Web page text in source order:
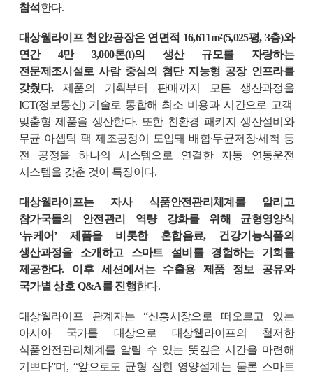
참석 한다.
대상웰라이프 천안2공장은 연면적 16,611m²(5,025평, 3층)와
연간4만3,000톤(t)의 생산 규모를 자랑하는
전문제조시설로 사람 중심의 첨단 지능형 공장 인프라를
갖췄다.제품의 기획부터 판매까지 모든 생산과정을
ICT(정보통신) 기술로 통합해 최소 비용과 시간으로 고객
맞춤형 제품을 생산한다. 또한 친환경 패키지 생산설비와
무균 아셉틱 팩 제조공정이 도입돼 배합∙무균저장∙세척 등
전 공정을 하나의 시스템으로 연결한 자동 연동운전
시스템을 갖춘 것이 특징이다.
대상웰라이프는 자사 식품안전관리체계를 알리고
참가국들의 안전관리 역량 강화를 위해 균형영양식
‘뉴케어’ 제품을 비롯한 혼합음료, 건강기능식품의
생산과정을 소개하고 스마트 설비를 경험하는 기회를
제공한다. 이후 세션에서는 수출용 제품 정보 공유와
국가별 상호 Q&A를 진행한다.
대상웰라이프 관계자는 “신흥시장으로 떠오르고 있는
아시아 국가를 대상으로 대상웰라이프의 철저한
식품안전관리체계를 알릴 수 있는 뜻깊은 시간을 마련해
기쁘다”며 , “앞으로도 균형 잡힌 영양설계는 물론 스마트